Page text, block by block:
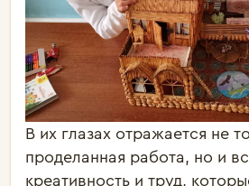
В их глазах отражается не
проделанная работа, но и
креативность и труд,